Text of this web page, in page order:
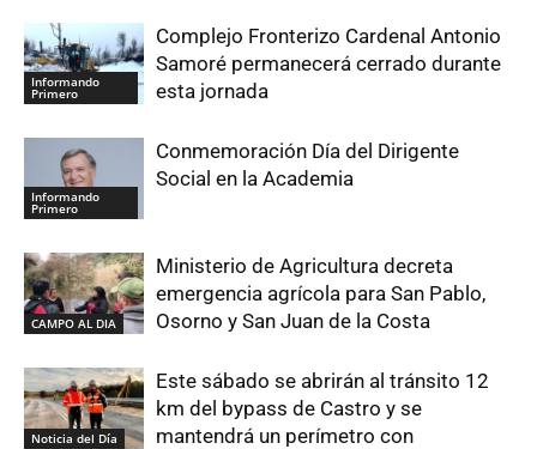
Informando
Primero
Complejo Fronterizo Cardenal Antonio
Samoré permanecerá cerrado durante
esta jornada
Informando
Primero
Conmemoración Día del Dirigente
Social en la Academia
CAMPO AL DIA
Ministerio de Agricultura decreta
emergencia agrícola para San Pablo,
Osorno y San Juan de la Costa
Noticia del Día
Este sábado se abrirán al tránsito 12
km del bypass de Castro y se
mantendrá un perímetro con